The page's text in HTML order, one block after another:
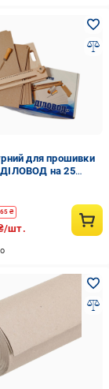
для прошивки
ДІЛОВОД на 25
11,5 см (NАB-ДЛ-
14)
₴
шт.